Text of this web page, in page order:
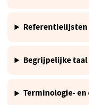
Referentielijsten
Begrijpelijke taal
Terminologie-